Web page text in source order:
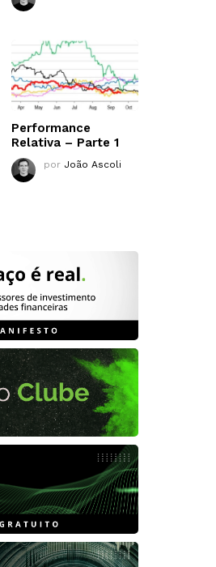
Performance
Relativa – Parte 1
por João Ascoli